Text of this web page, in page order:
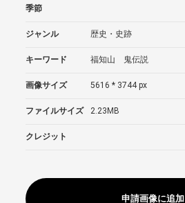
季節
ジャンル 歴史・史跡
キーワード 福知山 鬼伝説
画像サイズ 5616 * 3744 px
ファイルサイズ 2.23MB
クレジット
申請画像に追加